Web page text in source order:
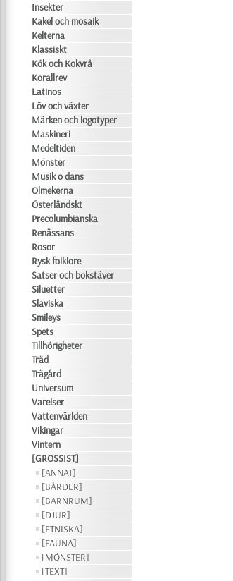
Insekter
Kakel och mosaik
Kelterna
Klassiskt
Kök och Kokvrå
Korallrev
Latinos
Löv och växter
Märken och logotyper
Maskineri
Medeltiden
Mönster
Musik o dans
Olmekerna
Österländskt
Precolumbianska
Renässans
Rosor
Rysk folklore
Satser och bokstäver
Siluetter
Slaviska
Smileys
Spets
Tillhörigheter
Träd
Trägård
Universum
Varelser
Vattenvärlden
Vikingar
Vintern
[GROSSIST]
[ANNAT]
[BÅRDER]
[BARNRUM]
[DJUR]
[ETNISKA]
[FAUNA]
[MÖNSTER]
[TEXT]